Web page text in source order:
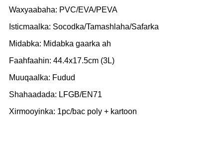
Waxyaabaha: PVC/EVA/PEVA
Isticmaalka: Socodka/Tamashlaha/Safarka
Midabka: Midabka gaarka ah
Faahfaahin: 44.4x17.5cm (3L)
Muuqaalka: Fudud
Shahaadada: LFGB/EN71
Xirmooyinka: 1pc/bac poly + kartoon